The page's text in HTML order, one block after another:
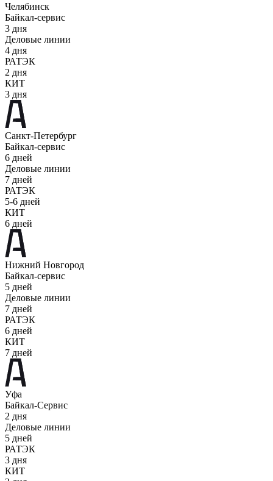
Челябинск
Байкал-сервис
3 дня
Деловые линии
4 дня
РАТЭК
2 дня
КИТ
3 дня
Санкт-Петербург
Байкал-сервис
6 дней
Деловые линии
7 дней
РАТЭК
5-6 дней
КИТ
6 дней
Нижний Новгород
Байкал-сервис
5 дней
Деловые линии
7 дней
РАТЭК
6 дней
КИТ
7 дней
Уфа
Байкал-Сервис
2 дня
Деловые линии
5 дней
РАТЭК
3 дня
КИТ